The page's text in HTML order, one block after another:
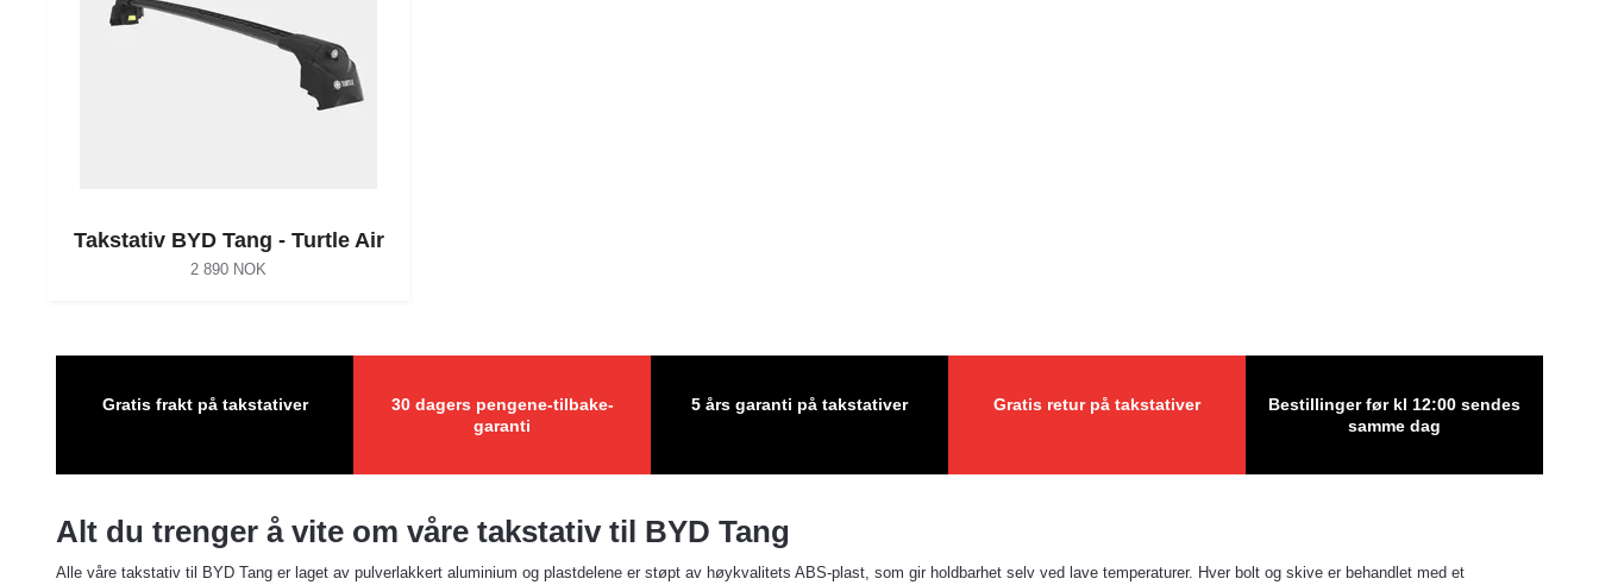
Takstativ BYD Tang - Turtle Air
2 890 NOK
Gratis frakt på takstativer
30 dagers pengene-tilbake-
garanti
5 års garanti på takstativer Gratis retur på takstativer
Bestillinger før kl 12:00 sendes
samme dag
Alt du trenger å vite om våre takstativ til BYD Tang
Alle våre takstativ til BYD Tang er laget av pulverlakkert aluminium og plastdelene er støpt av høykvalitets ABS-plast, som gir holdbarhet selv ved lave temperaturer. Hver bolt og skive er behandlet med et